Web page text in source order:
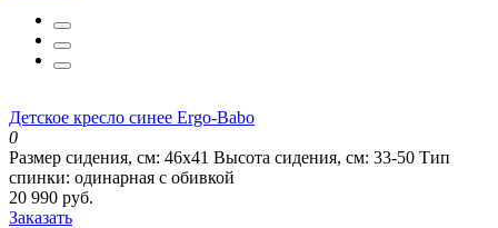
Детское кресло синее Ergo-Babo
0
Размер сидения, см: 46х41 Высота сидения, см: 33-50 Тип
спинки: одинарная с обивкой
20 990 руб.
Заказать